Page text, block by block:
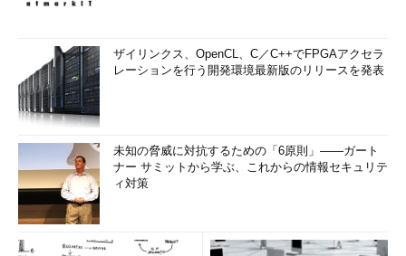
ザイリンクス、OpenCL、C／C++でFPGAアクセラ
レーションを行う開発環境最新版のリリースを発表
未知の脅威に対抗するための「6原則」――ガート
ナー サミットから学ぶ、これからの情報セキュリテ
ィ対策